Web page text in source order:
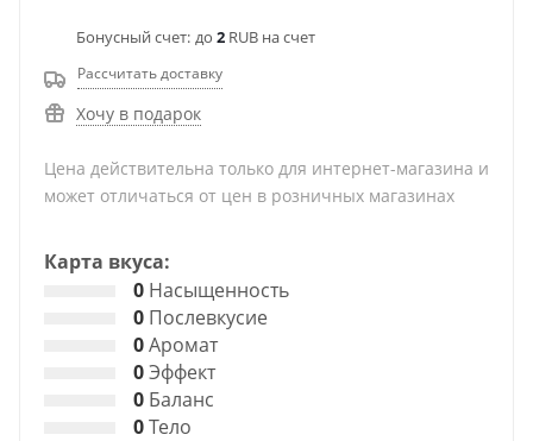
Бонусный счет: до 2 RUB на счет
Рассчитать доставку
Хочу в подарок
Цена действительна только для интернет-магазина и
может отличаться от цен в розничных магазинах
Карта вкуса:
0 Насыщенность
0 Послевкусие
0Аромат
0Эффект
0 Баланс
0Тело